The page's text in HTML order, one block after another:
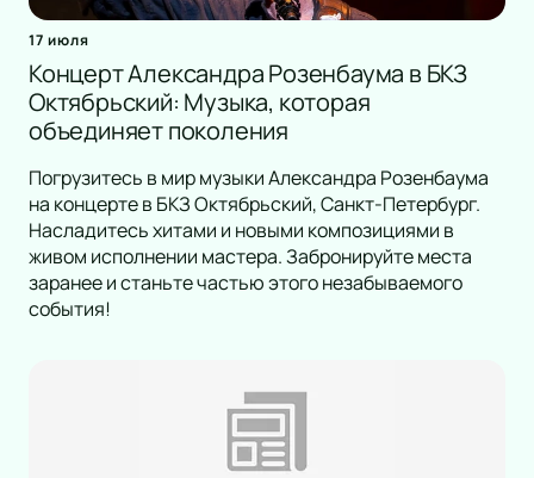
17 июля
Концерт Александра Розенбаума в БКЗ
Октябрьский: Музыка, которая
объединяет поколения
Погрузитесь в мир музыки Александра Розенбаума
на концерте в БКЗ Октябрьский, Санкт-Петербург.
Насладитесь хитами и новыми композициями в
живом исполнении мастера. Забронируйте места
заранее и станьте частью этого незабываемого
события!